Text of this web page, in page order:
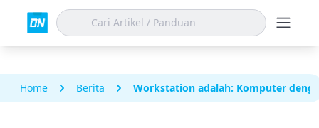
Home Berita Workstation adalah: Komputer